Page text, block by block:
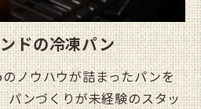
ドの冷凍パン
ノウハウが詰まったパンを
パンづくりが未経験のスタッ